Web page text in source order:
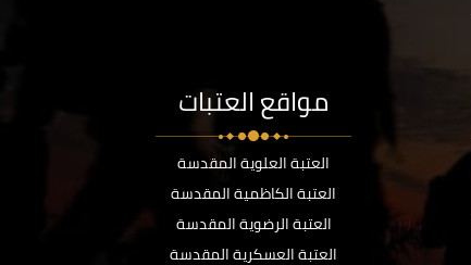
مواقع العتبات
العتبة العلوية المقدسة
العتبة الكاظمية المقدسة
العتبة الرضوية المقدسة
العتبة العسكرية المقدسة